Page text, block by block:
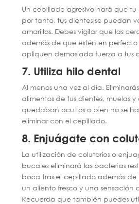
Un cepillado agresivo hará que tu
por tanto, tus dientes se puedan
amarillos. Debes vigilar que las
además de que estén en
apliquen demasiada fuerza a tus
7. Utiliza hilo dental
Al menos una vez al día.
alimentos de tus dientes, muelas
quedaban ocultos o bien no se
eliminar con el cepillado.
8. Enjuágate con
La utilización de colutorios o
bucales eliminará las bacterias
boca tras el cepillado además
un aliento fresco y una sensación
Recuerda que también puedes